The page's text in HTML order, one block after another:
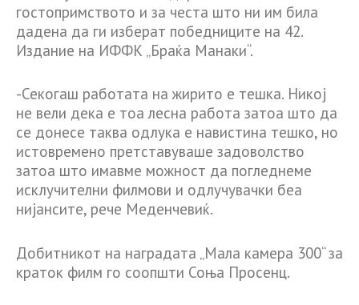
гостопримството и за честа што ни им била
дадена да ги изберат победниците на 42.
Издание на ИФФК „Браќа Манаки“.
-Секогаш работата на жирито е тешка. Никој
не вели дека е тоа лесна работа затоа што да
се донесе таква одлука е навистина тешко, но
истовремено претставуваше задоволство
затоа што имавме можност да погледнеме
исклучителни филмови и одлучувачки беа
нијансите, рече Меденчевиќ.
Добитникот на наградата „Мала камера 300“ за
краток филм го соопшти Соња Просенц.